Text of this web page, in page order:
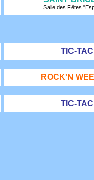
Salle des Fêtes
TIC-
ROCK'N
TIC-